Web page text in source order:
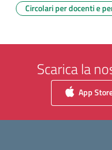
Circolari per docenti e
Scarica la
App